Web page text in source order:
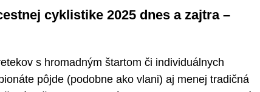
cyklistike 2025 dnes a zajtra –
s hromadným štartom či individuálnych
pôjde (podobne ako vlani) aj menej tradičná